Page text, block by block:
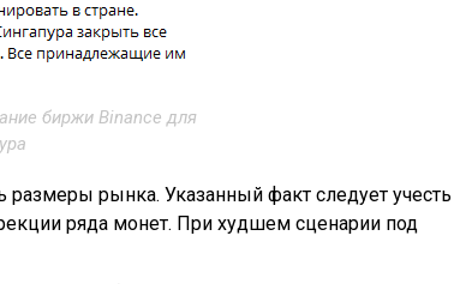
биржи Binance для
рынка. Указанный факт следует учесть
ряда монет. При худшем сценарии под